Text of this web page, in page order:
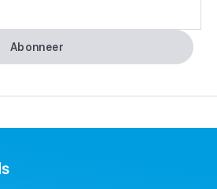
Abonneer